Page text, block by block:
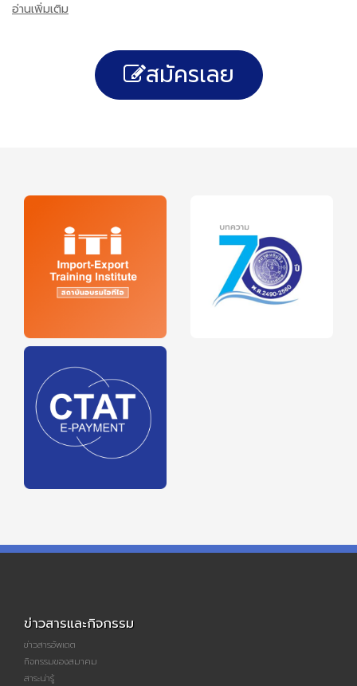
อ่านเพิ่มเติม
สมัครเลย
ข่าวสารและกิจกรรม
ข่าวสารอัพเดต
กิจกรรมของสมาคม
สาระน่ารู้